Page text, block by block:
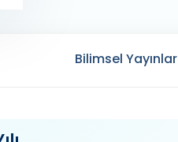
Bilimsel Yayınlar